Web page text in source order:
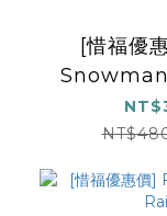
[惜福優